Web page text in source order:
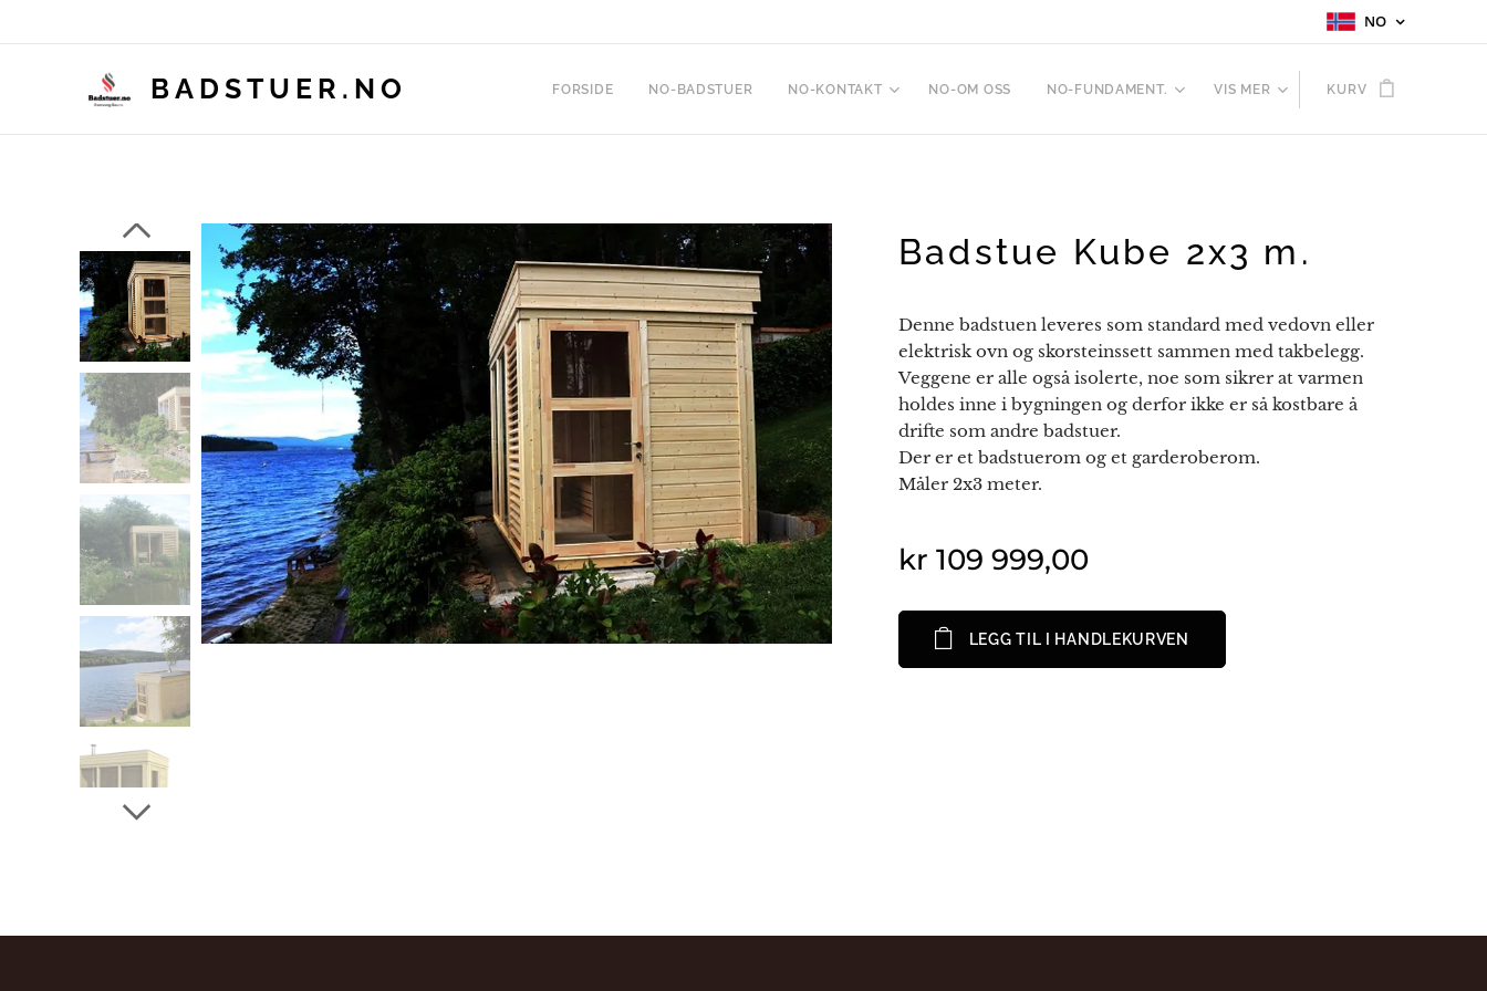
NO
BADSTUER.NO FORSIDE NO-BADSTUER NO-KONTAKT NO-OM OSS NO-FUNDAMENT. VIS MER KURV
Badstue Kube 2x3 m.
Denne badstuen leveres som standard med vedovn eller
elektrisk ovn og skorsteinssett sammen med takbelegg.
Veggene er alle også isolerte, noe som sikrer at varmen
holdes inne i bygningen og derfor ikke er så kostbare å
drifte som andre badstuer.
Der er et badstuerom og et garderoberom.
Måler 2x3 meter.
kr 109 999,00
LEGG TIL I HANDLEKURVEN